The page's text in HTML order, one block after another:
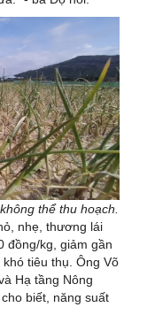
thể thu hoạch.
nhẹ, thương lái
đồng/kg, giảm gần
tiêu thụ. Ông Võ
Hạ tầng Nông
biết, năng suất